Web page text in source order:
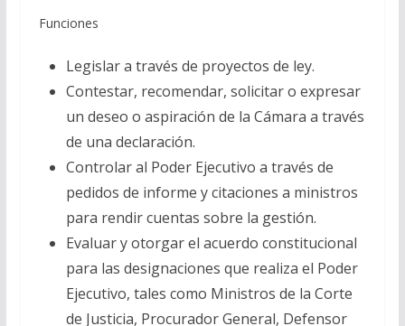
Funciones
Legislar a través de proyectos de ley.
Contestar, recomendar, solicitar o expresar
un deseo o aspiración de la Cámara a través
de una declaración.
Controlar al Poder Ejecutivo a través de
pedidos de informe y citaciones a ministros
para rendir cuentas sobre la gestión.
Evaluar y otorgar el acuerdo constitucional
para las designaciones que realiza el Poder
Ejecutivo, tales como Ministros de la Corte
de Justicia, Procurador General, Defensor